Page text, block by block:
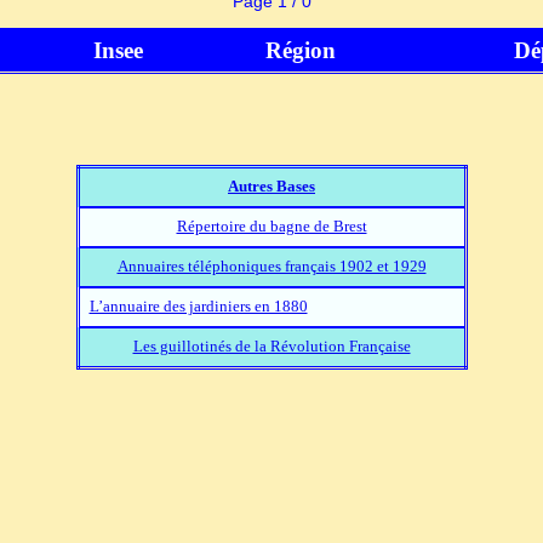
Insee Région
Autres Bases
Répertoire du bagne de Brest
Annuaires téléphoniques français 1902 et 1929
L’annuaire des jardiniers en 1880
Les guillotinés de la Révolution Française